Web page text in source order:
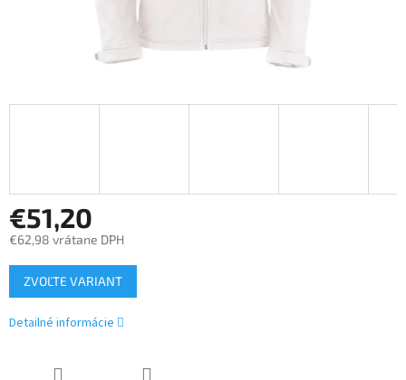
€51,20
€62,98 vrátane DPH
Jednotková
cena:
ZVOĽTE VARIANT
Detailné informácie